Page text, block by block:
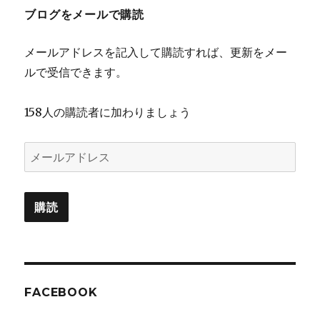
ブログをメールで購読
メールアドレスを記入して購読すれば、更新をメー
ルで受信できます。
158人の購読者に加わりましょう
ー
ル
ア購読
FACEBOOK